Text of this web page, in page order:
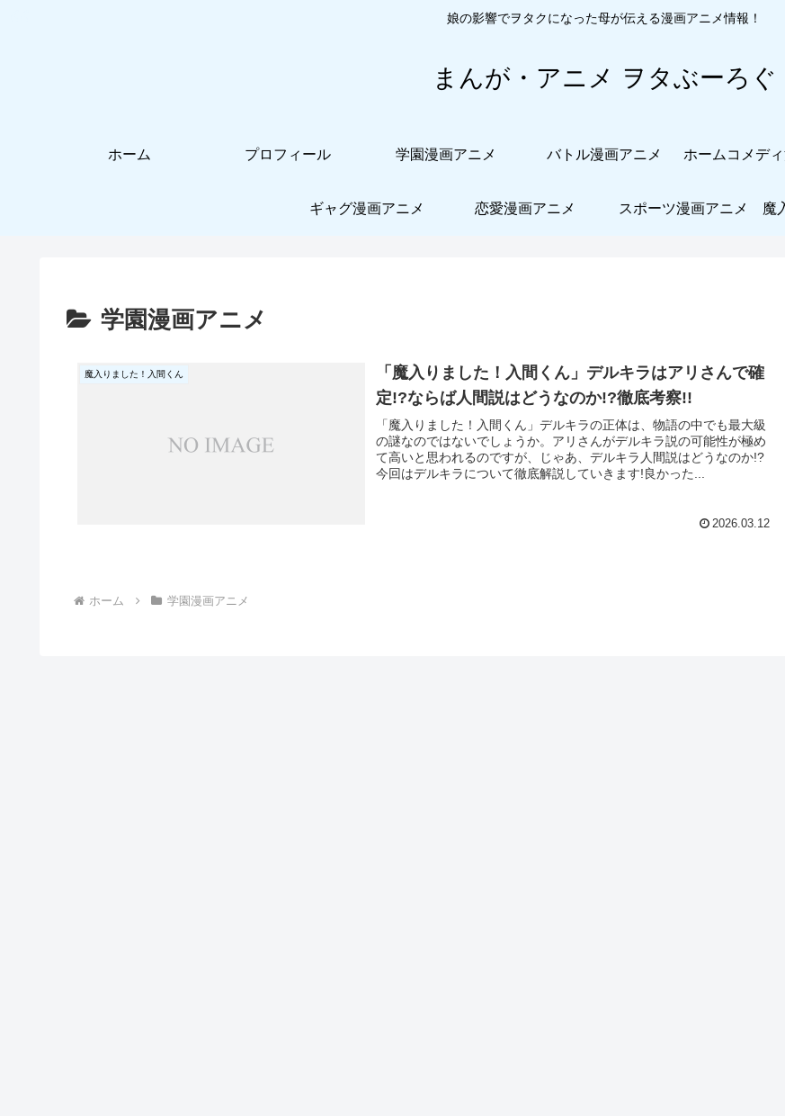
娘の影響でヲタクになった母が伝える漫画アニメ情報！
まんが・アニメ ヲタぶーろぐ
ホーム プロフィール 学園漫画アニメ バトル漫画アニメ
ギャグ漫画アニメ 恋愛漫画アニメ スポーツ漫画アニメ 魔
学園漫画アニメ
魔入りました！入間くん
「魔入りました！入間くん」デルキラはアリさんで確
定!?ならば人間説はどうなのか!?徹底考察!!
「魔入りました！入間くん」デルキラの正体は、物語の中でも最大級
の謎なのではないでしょうか。アリさんがデルキラ説の可能性が極め
て高いと思われるのですが、じゃあ、デルキラ人間説はどうなのか!?
今回はデルキラについて徹底解説していきます!良かった...
2026.03.12
ホーム 学園漫画アニメ